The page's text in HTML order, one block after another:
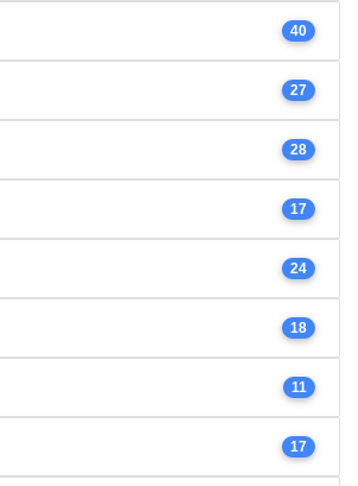
40
27
28
17
24
18
11
17